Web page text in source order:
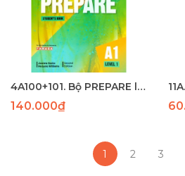
4A100+101. Bộ PREPARE level 1 (SB + WB đen trắng ) (159+86) - LASER
140.000₫
1 2 3